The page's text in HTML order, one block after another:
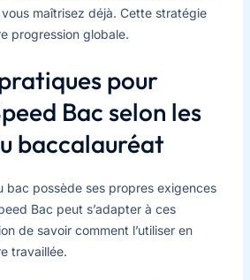
maîtrisez déjà. Cette stratégie
progression globale.
pour
Bac selon les
baccalauréat
bac possède ses propres exigences
Bac peut s’adapter à ces
de savoir comment l’utiliser en
travaillée.